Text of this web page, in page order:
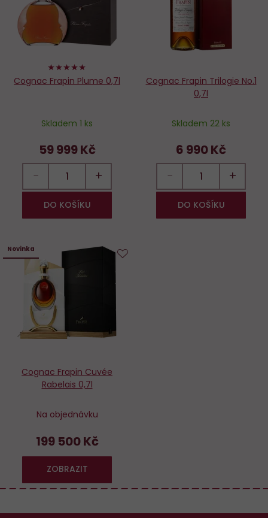
100%
Cognac Frapin Plume 0,7l
Skladem 1 ks
59 999 Kč
− +
DO KOŠÍKU
Cognac Frapin Trilogie No.1
0,7l
Skladem 22 ks
6 990 Kč
− +
DO KOŠÍKU
Novinka
Cognac Frapin Cuvée
Rabelais 0,7l
Na objednávku
199 500 Kč
ZOBRAZIT